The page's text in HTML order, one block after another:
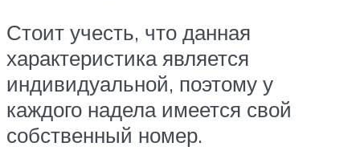
Стоит учесть, что данная
характеристика является
индивидуальной, поэтому у
каждого надела имеется свой
собственный номер.